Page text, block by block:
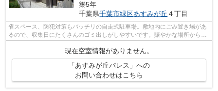
築5年
千葉県千葉市緑区あすみが丘 ４丁目
省スペース、防犯対策もバッチリの自走式駐車場。敷地内にごみ置き場があ
るので、収集日にたくさんのゴミ出しがしやすいです。賑やかな場所から少
現在空室情報がありません。
「あすみが丘パレス」への
お問い合わせはこちら